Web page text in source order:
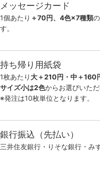
メッセージカード
1個あたり ＋70円、4色×7種類
す。
持ち帰り用紙袋
1枚あたり 大＋210円・中＋160
サイズ小は2色からお選びいただ
※発注は10枚単位となります。
銀行振込（先払い）
三井住友銀行・りそな銀行・み